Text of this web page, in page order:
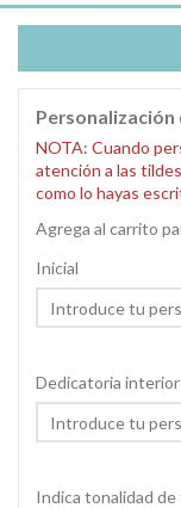
NOTA: Cuando
atención a las
como lo hayas
Agrega al carrito
Inicial
Dedicatoria
Indica tonalidad